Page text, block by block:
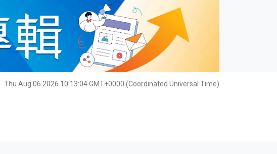
Thu Aug 06 2026 10:13:05 GMT+0000 (Coordinated Universal Time)
名家榜 灼見活動 關於我們